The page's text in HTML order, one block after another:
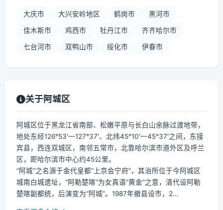
大庆市 大兴安岭地区 鹤岗市 黑河市
佳木斯市 鸡西市 牡丹江市 齐齐哈尔市
七台河市 双鸭山市 绥化市 伊春市
关于阿城区
阿城区位于黑龙江省南部、松嫩平原与长白山余脉过渡地带，
地处东经126°53′—127°37′、北纬45°10′—45°37′之间，东接
宾县，西连双城区，南邻五常市，北靠哈尔滨市道外区及呼兰
区，距哈尔滨市中心约45公里。
“阿城”之名源于金代皇都“上京会宁府”，其治所位于今阿城区
城南白城遗址，“阿勒楚喀”为女真语“黄金”之意，清代设阿勒
楚喀副都统，后演变为“阿城”。1987年撤县设市，2...